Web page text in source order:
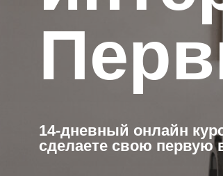
14-дневный онлайн курс
сделаете свою первую
Акция закончится: 0
дней